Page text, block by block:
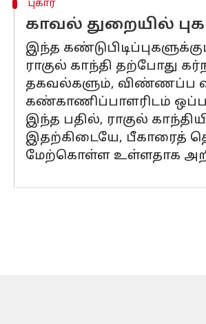
புகார்
காவல் துறையில்
இந்த
ராகுல் காந்தி தற்போது
தகவல்களும், விண்ணப்ப
கண்காணிப்பாளரிடம்
இந்த பதில், ராகுல்
இதற்கிடையே, பீகாரைத்
மேற்கொள்ள உள்ளதாக